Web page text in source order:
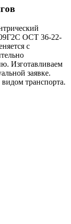
09Г2С ОСТ 36-22-
с
Изготавливаем
заявке.
транспорта.